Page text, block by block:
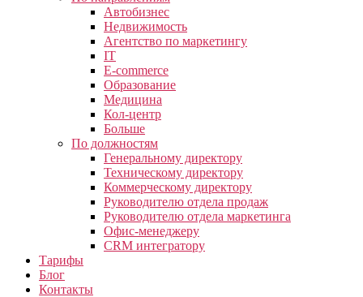
Автобизнес
Недвижимость
Агентство по маркетингу
IT
E-commerce
Образование
Медицина
Кол-центр
Больше
По должностям
Генеральному директору
Техническому директору
Коммерческому директору
Руководителю отдела продаж
Руководителю отдела маркетинга
Офис-менеджеру
CRM интегратору
Тарифы
Блог
Контакты